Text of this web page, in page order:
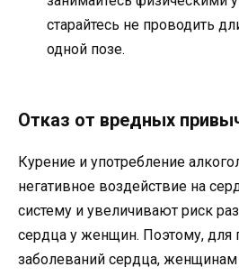
старайтесь не проводить
одной позе.
Отказ от вредных
Курение и употребление
негативное воздействие на
систему и увеличивают риск
сердца у женщин. Поэтому, для
заболеваний сердца,